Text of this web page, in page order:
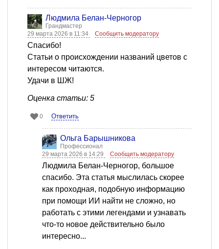
Людмила Белан-Черногор
Грандмастер
29 марта 2026 в 11:34
Сообщить модератору
Спасибо!
Статьи о происхождении названий цветов с
интересом читаются.
Удачи в ШЖ!
Оценка статьи: 5
0 Ответить
Ольга Барышникова
Профессионал
29 марта 2026 в 14:29
Сообщить модератору
Людмила Белан-Черногор, большое
спасибо. Эта статья мыслилась скорее
как проходная, подобную информацию
при помощи ИИ найти не сложно, но
работать с этими легендами и узнавать
что-то новое действительно было
интересно...